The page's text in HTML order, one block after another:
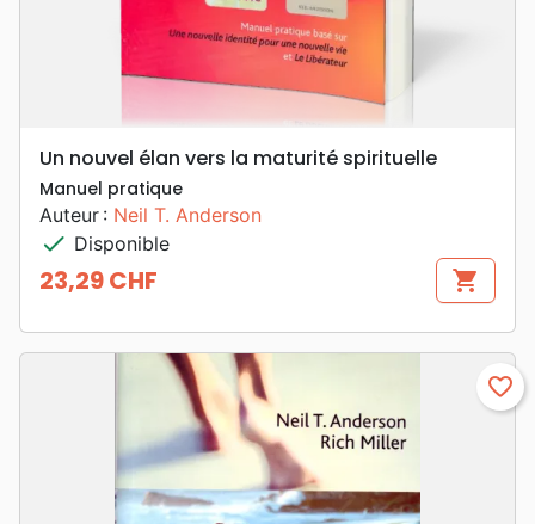
Un nouvel élan vers la maturité spirituelle
Manuel pratique
Auteur : Neil T. Anderson
check Disponible
Prix
23,29 CHF shopping_cart
favorite_border